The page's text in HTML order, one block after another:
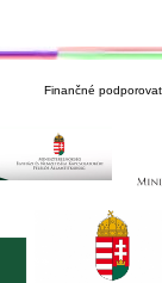
Finančné